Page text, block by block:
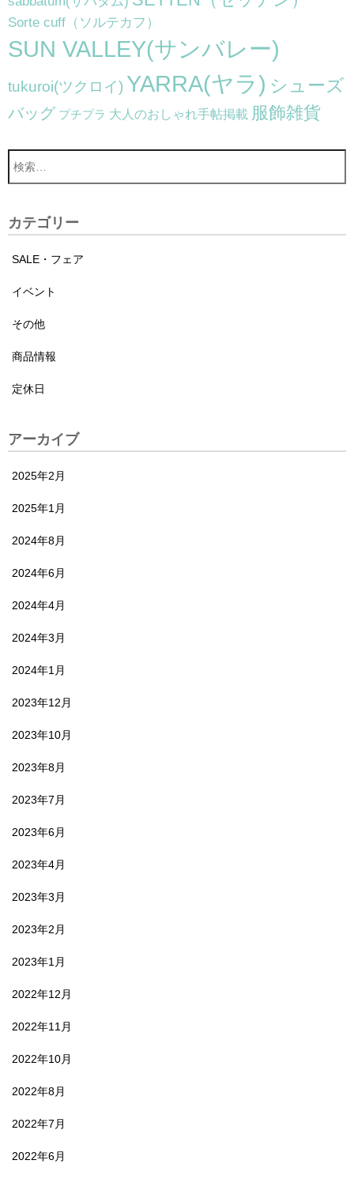
Sorte cuff（ソルテカフ）
SUN VALLEY(サンバレー)
tukuroi(ツクロイ) YARRA(ヤラ) シューズ
バッグ プチプラ 大人のおしゃれ手帖掲載 服飾雑貨
カテゴリー
SALE・フェア
イベント
その他
商品情報
定休日
アーカイブ
2025年2月
2025年1月
2024年8月
2024年6月
2024年4月
2024年3月
2024年1月
2023年12月
2023年10月
2023年8月
2023年7月
2023年6月
2023年4月
2023年3月
2023年2月
2023年1月
2022年12月
2022年11月
2022年10月
2022年8月
2022年7月
2022年6月